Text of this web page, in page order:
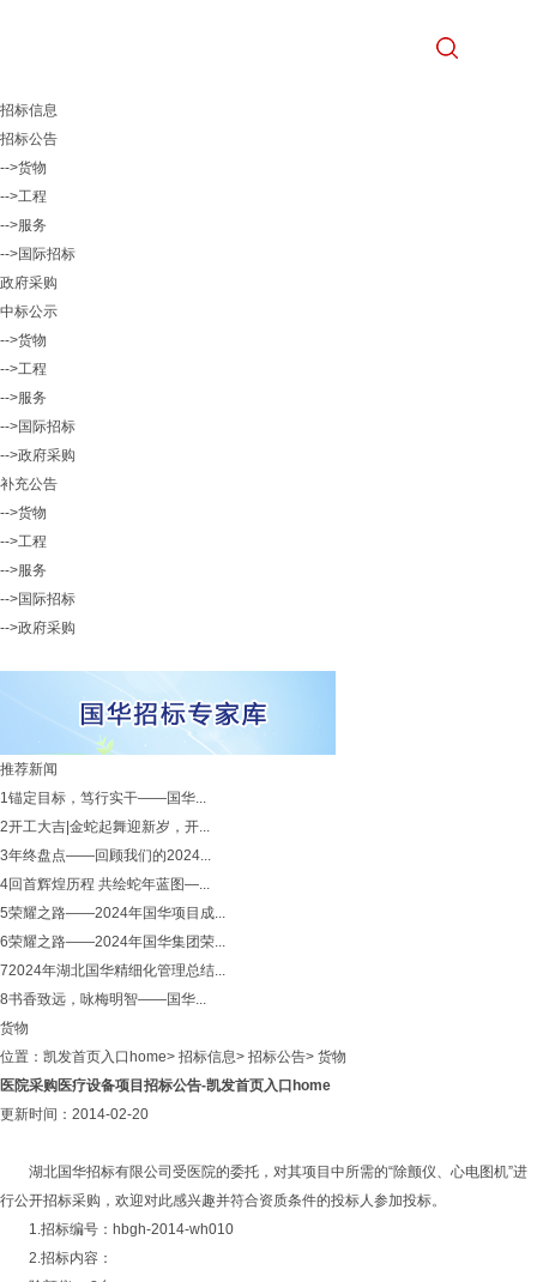
招标信息
招标公告
-->货物
-->工程
-->服务
-->国际招标
政府采购
中标公示
-->货物
-->工程
-->服务
-->国际招标
-->政府采购
补充公告
-->货物
-->工程
-->服务
-->国际招标
-->政府采购
推荐新闻
1锚定目标，笃行实干——国华...
2开工大吉|金蛇起舞迎新岁，开...
3年终盘点——回顾我们的2024...
4回首辉煌历程 共绘蛇年蓝图—...
5荣耀之路——2024年国华项目成...
6荣耀之路——2024年国华集团荣...
72024年湖北国华精细化管理总结...
8书香致远，咏梅明智——国华...
货物
位置： 凯发首页入口home> 招标信息> 招标公告> 货物
医院采购医疗设备项目招标公告-凯发首页入口home
更新时间：2014-02-20
湖北国华招标有限公司受医院的委托，对其项目中所需的“除颤仪、心电图机”进
行公开招标采购，欢迎对此感兴趣并符合资质条件的投标人参加投标。
1.招标编号：hbgh-2014-wh010
2.招标内容：